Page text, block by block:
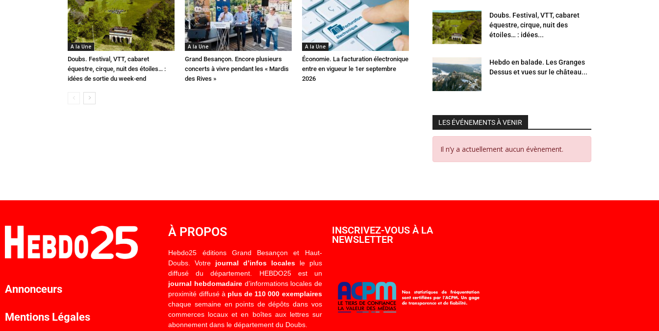
A la Une
Doubs. Festival, VTT, cabaret
équestre, cirque, nuit des étoiles… :
idées de sortie du week-end
A la Une
Grand Besançon. Encore plusieurs
concerts à vivre pendant les « Mardis
des Rives »
A la Une
Économie. La facturation électronique
entre en vigueur le 1er septembre
2026
Doubs. Festival, VTT, cabaret
équestre, cirque, nuit des
étoiles… : idées...
Hebdo en balade. Les Granges
Dessus et vues sur le château...
LES ÉVÉNEMENTS À VENIR
Il n’y a actuellement aucun évènement.
Annonceurs
Mentions Légales
À PROPOS
Hebdo25 éditions Grand Besançon et Haut-
Doubs. Votre journal d’infos localesle plus
diffusé du département. HEBDO25 est un
journal hebdomadaired’informations locales de
proximité diffusé à plus de 110 000 exemplaires
chaque semaine en points de dépôts dans vos
commerces locaux et en boîtes aux lettres sur
abonnement dans le département du Doubs.
INSCRIVEZ-VOUS À LA
NEWSLETTER